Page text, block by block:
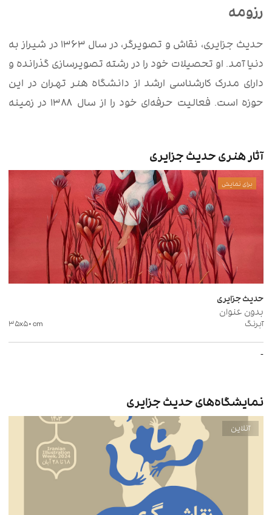
رزومه
حدیث جزایری، نقاش و تصویرگر، در سال ۱۳۶۳ در شیراز به
دنیا آمد. او تحصیلات خود را در رشته تصویرسازی گذرانده و
دارای مدرک کارشناسی ارشد از دانشگاه هنر تهران در این
حوزه است. فعالیت حرفه‌ای خود را از سال ۱۳۸۸ در زمینه
بیش از ۱۵ نمایشگاه‌ جمعی از جمله گالری لاله، خانه
هنرمندان ایران، فرهنگسرای نیاوران و … به نمایش در آورده
و مورد توجه مخاطبان قرار گرفته است. از سال ۱۳۹۵، او به
همکاری با انتشارات مختلف پرداخته و به عنوان تصویرگر
بیش از ۱۰ جلد کتاب کودک و نوجوان را تصویرگری کرده است.
آثار هنری حدیث جزایری
برای نمایش
حدیث جزایری
بدون عنوان
آبرنگ ۳۵x۵۰cm
-
نمایشگاه‌های حدیث جزایری
آنلاین